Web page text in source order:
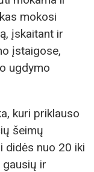
mokosi
įskaitant ir
įstaigose,
ugdymo
kuri priklauso
šeimų
didės nuo 20 iki
gausių ir